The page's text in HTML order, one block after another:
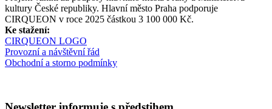
kultury České republiky. Hlavní město Praha podporuje
CIRQUEON v roce 2025 částkou 3 100 000 Kč.
Ke stažení:
CIRQUEON LOGO
Provozní a návštěvní řád
Obchodní a storno podmínky